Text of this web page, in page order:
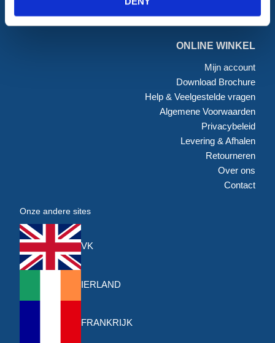
ONLINE WINKEL
Mijn account
Download Brochure
Help & Veelgestelde vragen
Algemene Voorwaarden
Privacybeleid
Levering & Afhalen
Retourneren
Over ons
Contact
Onze andere sites
VK
IERLAND
FRANKRIJK